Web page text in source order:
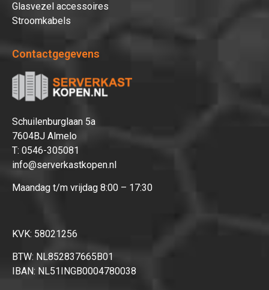
Glasvezel accessoires
Stroomkabels
Contactgegevens
Schuilenburglaan 5a
7604BJ Almelo
T: 0546-305081
info@serverkastkopen.nl
Maandag t/m vrijdag 8:00 – 17:30
KVK: 58021256
BTW: NL852837665B01
IBAN: NL51INGB0004780038